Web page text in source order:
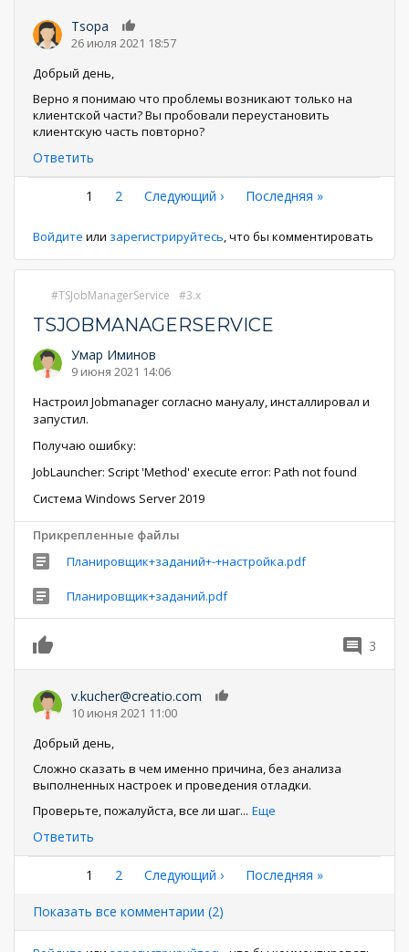
Tsopa
26 июля 2021 18:57
Добрый день,
Верно я понимаю что проблемы возникают только на
клиентской части? Вы пробовали переустановить
клиентскую часть повторно?
Ответить
Нумерация
страниц
Текущая
1 Страница
2
Следующая
Следующий ›
Последняя
Последняя »
Войдите или зарегистрируйтесь, что бы комментировать
TSJobManagerService 3.x
TSJOBMANAGERSERVICE
Умар Иминов
9 июня 2021 14:06
Настроил Jobmanager согласно мануалу, инсталлировал и
запустил.
Получаю ошибку:
JobLauncher: Script 'Method' execute error: Path not found
Система Windows Server 2019
Прикрепленные файлы
Планировщик+заданий+-+настройка.pdf
Планировщик+заданий.pdf
3
v.kucher@creatio.com
10 июня 2021 11:00
Добрый день,
Сложно сказать в чем именно причина, без анализа
выполненных настроек и проведения отладки.
Проверьте, пожалуйста, все ли шаг... Еще
Ответить
Нумерация
страниц
Текущая
1 Страница
2
Следующая
Следующий ›
Последняя
Последняя »
Показать все комментарии (2)